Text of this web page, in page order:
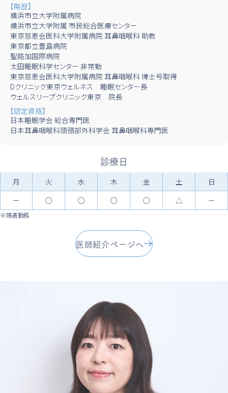
【略歴】
横浜市立大学附属病院
横浜市立大学附属 市民総合医療センター
東京慈恵会医科大学附属病院 耳鼻咽喉科 助教
東京都立豊島病院
聖路加国際病院
太田睡眠科学センター 非常勤
東京慈恵会医科大学附属病院 耳鼻咽喉科 博士号取得
Dクリニック東京ウェルネス 睡眠センター長
ウェルスリープクリニック東京 院長
【認定資格】
日本睡眠学会 総合専門医
日本耳鼻咽喉科頭頸部外科学会 耳鼻咽喉科専門医
診療日
月 火 水 木 金 土
日
ー
○ ○ ○ ○ △ ー
※隔週勤務
医師紹介ページへ